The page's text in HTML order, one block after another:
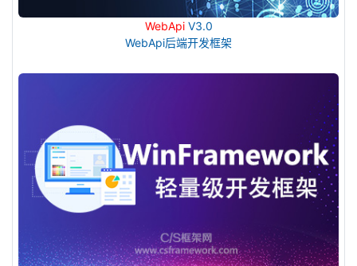
WebApiV3.0
WebApi后端开发框架